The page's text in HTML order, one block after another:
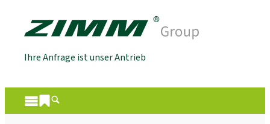
Ihre Anfrage ist unser Antrieb